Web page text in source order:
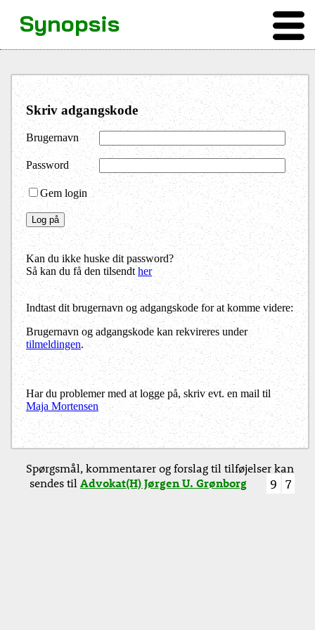
Skriv adgangskode
Brugernavn
Password
Gem login
Kan du ikke huske dit password?
Så kan du få den tilsendther
Indtast dit brugernavn og adgangskode for at komme videre:
Brugernavn og adgangskode kan rekvireres under
tilmeldingen.
Har du problemer med at logge på, skriv evt. en mail til
Maja Mortensen
Synopsis
Spørgsmål, kommentarer og forslag til tilføjelser kan
sendes tilAdvokat(H) Jørgen U. Grønborg 9 7